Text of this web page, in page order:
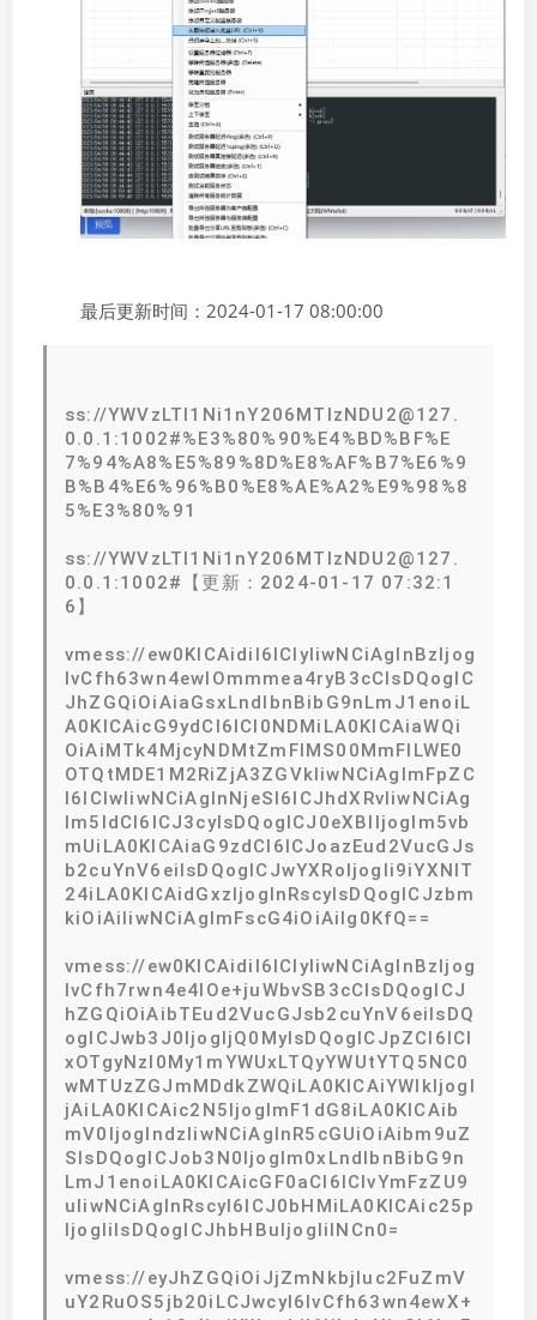
最后更新时间：2024-01-17 08:00:00
ss://YWVzLTI1Ni1nY206MTIzNDU2@127.
0.0.1:1002#%E3%80%90%E4%BD%BF%E
7%94%A8%E5%89%8D%E8%AF%B7%E6%9
B%B4%E6%96%B0%E8%AE%A2%E9%98%8
5%E3%80%91
ss://YWVzLTI1Ni1nY206MTIzNDU2@127.
0.0.1:1002#【更新：2024-01-17 07:32:1
6】
vmess://ew0KICAidiI6ICIyIiwNCiAgInBzIjog
IvCfh63wn4ewIOmmmea4ryB3cCIsDQogIC
JhZGQiOiAiaGsxLndlbnBibG9nLmJ1enoiL
A0KICAicG9ydCI6ICI0NDMiLA0KICAiaWQi
OiAiMTk4MjcyNDMtZmFlMS00MmFlLWE0
OTQtMDE1M2RiZjA3ZGVkIiwNCiAgImFpZC
I6ICIwIiwNCiAgInNjeSI6ICJhdXRvIiwNCiAg
Im5ldCI6ICJ3cyIsDQogICJ0eXBlIjogIm5vb
mUiLA0KICAiaG9zdCI6ICJoazEud2VucGJs
b2cuYnV6eiIsDQogICJwYXRoIjogIi9iYXNlT
24iLA0KICAidGxzIjogInRscyIsDQogICJzbm
kiOiAiIiwNCiAgImFscG4iOiAiIg0KfQ==
vmess://ew0KICAidiI6ICIyIiwNCiAgInBzIjog
IvCfh7rwn4e4IOe+juWbvSB3cCIsDQogICJ
hZGQiOiAibTEud2VucGJsb2cuYnV6eiIsDQ
ogICJwb3J0IjogIjQ0MyIsDQogICJpZCI6ICI
xOTgyNzI0My1mYWUxLTQyYWUtYTQ5NC0
wMTUzZGJmMDdkZWQiLA0KICAiYWlkIjogI
jAiLA0KICAic2N5IjogImF1dG8iLA0KICAib
mV0IjogIndzIiwNCiAgInR5cGUiOiAibm9uZ
SIsDQogICJob3N0IjogIm0xLndlbnBibG9n
LmJ1enoiLA0KICAicGF0aCI6ICIvYmFzZU9
uIiwNCiAgInRscyI6ICJ0bHMiLA0KICAic25p
IjogIiIsDQogICJhbHBuIjogIiINCn0=
vmess://eyJhZGQiOiJjZmNkbjIuc2FuZmV
uY2RuOS5jb20iLCJwcyI6IvCfh63wn4ewX+